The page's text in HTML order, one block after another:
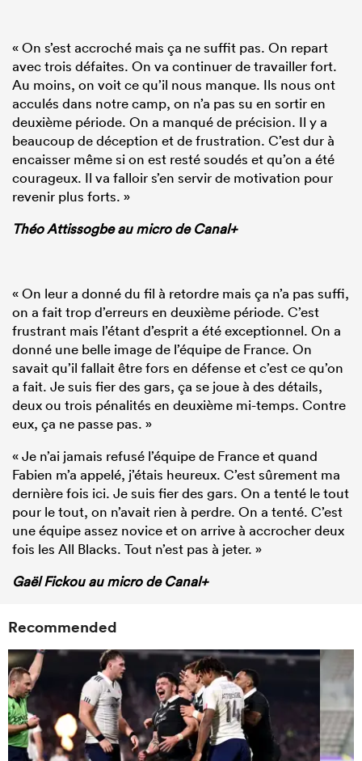
« On s’est accroché mais ça ne suffit pas. On repart
avec trois défaites. On va continuer de travailler fort.
Au moins, on voit ce qu’il nous manque. Ils nous ont
acculés dans notre camp, on n’a pas su en sortir en
deuxième période. On a manqué de précision. Il y a
beaucoup de déception et de frustration. C’est dur à
encaisser même si on est resté soudés et qu’on a été
courageux. Il va falloir s’en servir de motivation pour
revenir plus forts. »
Théo Attissogbe au micro de Canal+
« On leur a donné du fil à retordre mais ça n’a pas suffi,
on a fait trop d’erreurs en deuxième période. C’est
frustrant mais l’étant d’esprit a été exceptionnel. On a
donné une belle image de l’équipe de France. On
savait qu’il fallait être fors en défense et c’est ce qu’on
a fait. Je suis fier des gars, ça se joue à des détails,
deux ou trois pénalités en deuxième mi-temps. Contre
eux, ça ne passe pas. »
« Je n’ai jamais refusé l’équipe de France et quand
Fabien m’a appelé, j’étais heureux. C’est sûrement ma
dernière fois ici. Je suis fier des gars. On a tenté le tout
pour le tout, on n’avait rien à perdre. On a tenté. C’est
une équipe assez novice et on arrive à accrocher deux
fois les All Blacks. Tout n’est pas à jeter. »
Gaël Fickou au micro de Canal+
Recommended